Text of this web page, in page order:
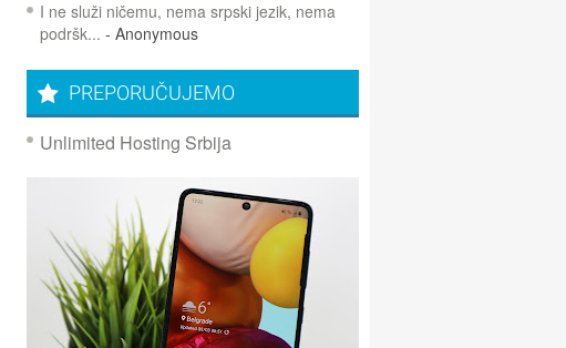
I ne služi ničemu, nema srpski jezik, nema
podršk... - Anonymous
PREPORUČUJEMO
Unlimited Hosting Srbija